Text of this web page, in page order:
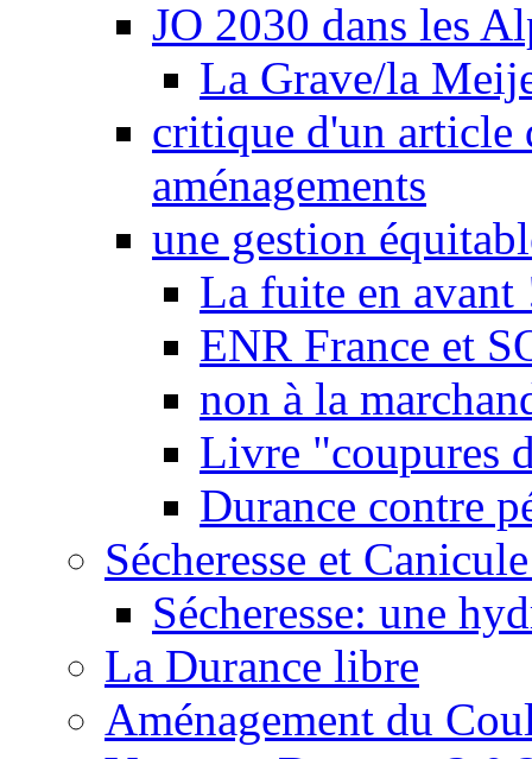
JO 2030 dans les
La Grave/la
critique d'un article
aménagements
une gestion
La fuite en avant
ENR France et
non à la
Livre "coupures
Durance contre
Sécheresse et
Sécheresse: une
La Durance libre
Aménagement du